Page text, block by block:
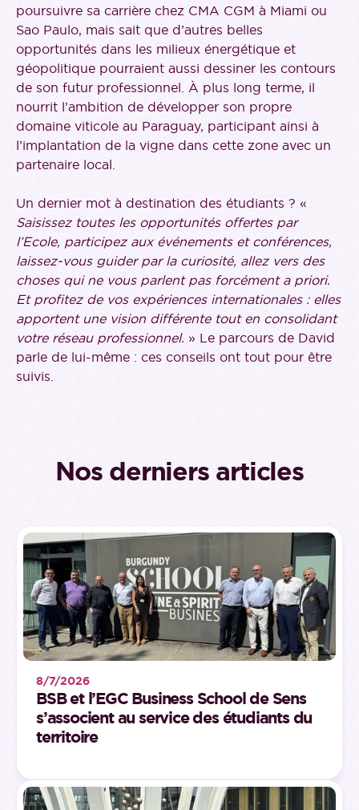
poursuivre sa carrière chez CMA CGM à Miami ou
Sao Paulo, mais sait que d’autres belles
opportunités dans les milieux énergétique et
géopolitique pourraient aussi dessiner les contours
de son futur professionnel. À plus long terme, il
nourrit l’ambition de développer son propre
domaine viticole au Paraguay, participant ainsi à
l’implantation de la vigne dans cette zone avec un
partenaire local.
Un dernier mot à destination des étudiants ? «
Saisissez toutes les opportunités offertes par
l’Ecole, participez aux événements et conférences,
laissez-vous guider par la curiosité, allez vers des
choses qui ne vous parlent pas forcément a priori.
Et profitez de vos expériences internationales : elles
apportent une vision différente tout en consolidant
votre réseau professionnel. » Le parcours de David
parle de lui-même : ces conseils ont tout pour être
suivis.
Nos derniers articles
8/7/2026
BSB et l’EGC Business School de Sens
s’associent au service des étudiants du
territoire